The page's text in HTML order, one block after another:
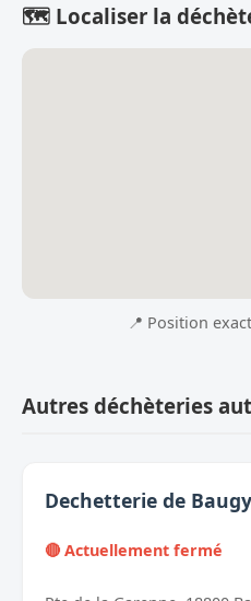
🗺️ Localiser la
📍 Position
Autres déchèteries
Dechetterie de Baugy
🔴 Actuellement fermé